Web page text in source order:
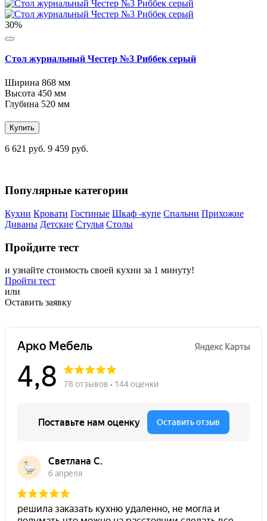
30%
Стол журнальный Честер №3 Риббек серый
Ширина 868 мм
Высота 450 мм
Глубина 520 мм
Купить
6 621 руб. 9 459 руб.
Популярные категории
Кухни Кровати Гостиные Шкаф -купе Спальни Прихожие
Диваны Детские Стулья Столы
Пройдите тест
и узнайте стоимость своей кухни за 1 минуту!
Пройти тест
или
Оставить заявку